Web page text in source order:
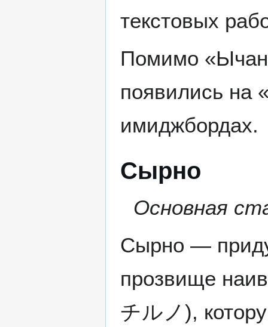
текстовых
Помимо
появились на
имиджбордах.
Сырно
Основная
Сырно —
прозвище
チルノ ),